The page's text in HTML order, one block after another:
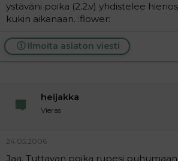
ystäväni poika (2.2.v) yhdistelee
kukin aikanaan. :flower:
Ilmoita asiaton viesti
heijakka
Vieras
24.05.2006
Jaa. Tuttavan poika rupesi